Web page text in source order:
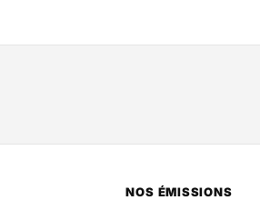
NOS ÉMISSIONS